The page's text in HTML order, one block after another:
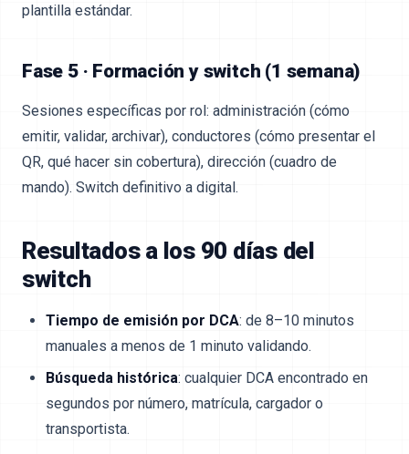
plantilla estándar.
Fase 5 · Formación y switch (1 semana)
Sesiones específicas por rol: administración (cómo
emitir, validar, archivar), conductores (cómo presentar el
QR, qué hacer sin cobertura), dirección (cuadro de
mando). Switch definitivo a digital.
Resultados a los 90 días del
switch
Tiempo de emisión por DCA: de 8–10 minutos
manuales a menos de 1 minuto validando.
Búsqueda histórica: cualquier DCA encontrado en
segundos por número, matrícula, cargador o
transportista.